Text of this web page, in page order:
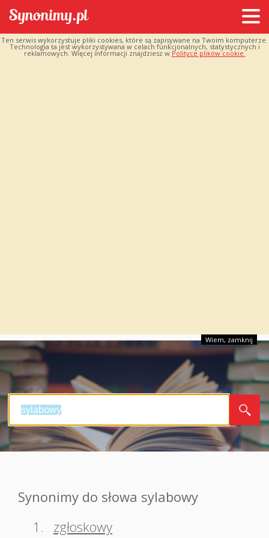
Ten serwis wykorzystuje pliki cookies, które są zapisywane na Twoim komputerze.
Technologia ta jest wykorzystywana w celach funkcjonalnych, statystycznych i
reklamowych. Więcej informacji znajdziesz w Polityce plików cookie.
Wiem, zamknij
Synonimy do słowa sylabowy
1.
zgłoskowy